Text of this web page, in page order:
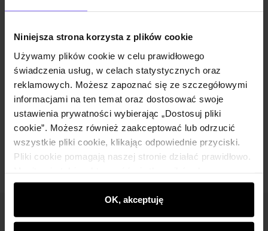
Niniejsza strona korzysta z plików cookie
Używamy plików cookie w celu prawidłowego
świadczenia usług, w celach statystycznych oraz
reklamowych. Możesz zapoznać się ze szczegółowymi
informacjami na ten temat oraz dostosować swoje
ustawienia prywatności wybierając „Dostosuj pliki
cookie”. Możesz również zaakceptować lub odrzucić
wszystkie pliki cookie, klikając odpowiednie przyciski.
Pliki cookie pomagają naszej stronie działać prawidłowo.
wyświetlać im dopasowane do ich preferencji treści,
rekomendacje oraz komunikaty reklamowe informujące o
najnowszych promocjach w e-sklepie. Informacje o tym,
OK, akceptuję
Dział reklamacji
reklamacje@ochnik.com
Dział obsługi klienta salonów stacjonarnych
bok@ochnik.com
Newsletter